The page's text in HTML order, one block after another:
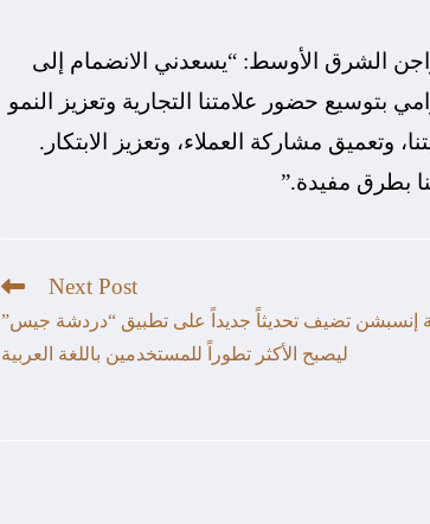
الشرق الأوسط: “يسعدني الانضمام إلى
حضور علامتنا التجارية وتعزيز النمو
مشاركة العملاء، وتعزيز الابتكار.
بطرق مفيدة.”
Next Post
إنسبشن تضيف تحديثاً جديداً على تطبيق “دردشة جيس”
ليصبح الأكثر تطوراً للمستخدمين باللغة العربية